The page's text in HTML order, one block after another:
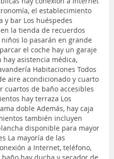
el establecimiento
y bar Los huéspedes
la tienda de recuerdos
lo pasarán en grande
el coche hay un garaje
asistencia médica,
Habitaciones Todos
aire acondicionado y cuarto
cuartos de baño accesibles
hay terraza Los
doble Además, hay caja
también incluyen
disponible para mayor
La mayoría de las
a Internet, teléfono,